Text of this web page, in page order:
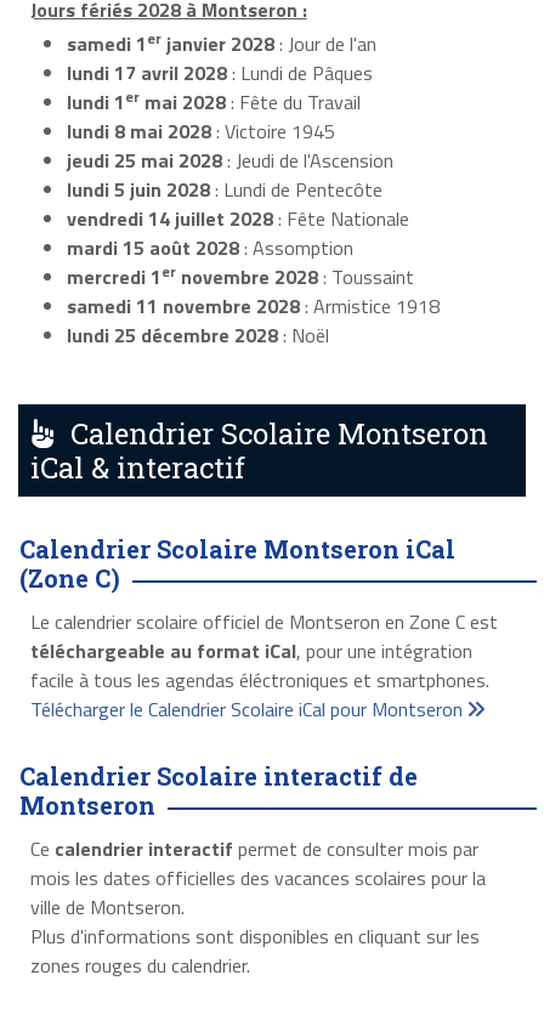
Jours fériés 2028 à Montseron :
samedi 1er janvier 2028: Jour de l'an
lundi 17 avril 2028: Lundi de Pâques
lundi 1er mai 2028: Fête du Travail
lundi 8 mai 2028: Victoire 1945
jeudi 25 mai 2028: Jeudi de l'Ascension
lundi 5 juin 2028: Lundi de Pentecôte
vendredi 14 juillet 2028: Fête Nationale
mardi 15 août 2028: Assomption
mercredi 1er novembre 2028: Toussaint
samedi 11 novembre 2028: Armistice 1918
lundi 25 décembre 2028: Noël
Calendrier Scolaire Montseron
iCal & interactif
Calendrier Scolaire Montseron iCal
(Zone C)
Le calendrier scolaire officiel de Montseron en Zone C est
téléchargeable au format iCal, pour une intégration
facile à tous les agendas éléctroniques et smartphones.
Télécharger le Calendrier Scolaire iCal pour Montseron
Calendrier Scolaire interactif de
Montseron
Ce calendrier interactif permet de consulter mois par
mois les dates officielles des vacances scolaires pour la
ville de Montseron.
Plus d'informations sont disponibles en cliquant sur les
zones rouges du calendrier.